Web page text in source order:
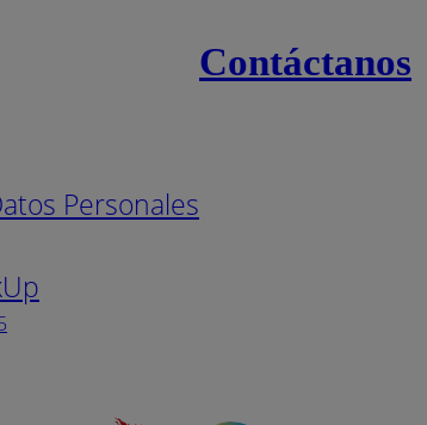
Personales
Contáctanos